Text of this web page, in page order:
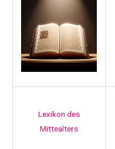
Lexikon des
Mittealters